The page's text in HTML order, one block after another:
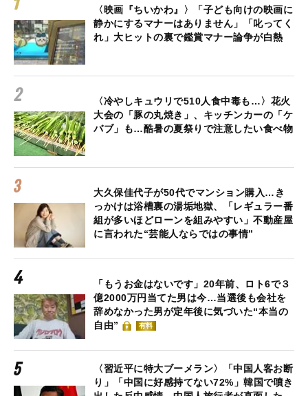
〈映画『ちいかわ』〉「子ども向けの映画に
静かにするマナーはありません」「叱ってく
れ」大ヒットの裏で鑑賞マナー論争が白熱
〈冷やしキュウリで510人食中毒も…〉花火
大会の「豚の丸焼き」、キッチンカーの「ケ
バブ」も…酷暑の夏祭りで注意したい食べ物
大久保佳代子が50代でマンション購入…き
っかけは浴槽裏の湯垢地獄、「レギュラー番
組が多いほどローンを組みやすい」不動産屋
に言われた“芸能人ならではの事情”
「もうお金はないです」20年前、ロト6で３
億2000万円当てた男は今…当選後も会社を
辞めなかった男が定年後に気づいた“本当の
自由”
有料
〈習近平に特大ブーメラン〉「中国人客お断
り」「中国に好感持てない72%」韓国で噴き